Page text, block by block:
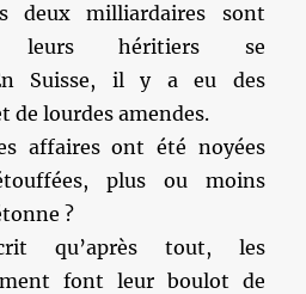
deux milliardaires sont
leurs héritiers se
Suisse, il y a eu des
de lourdes amendes.
affaires ont été noyées
plus ou moins
?
qu’après tout, les
font leur boulot de